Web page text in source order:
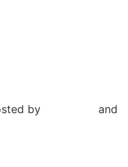
by
and